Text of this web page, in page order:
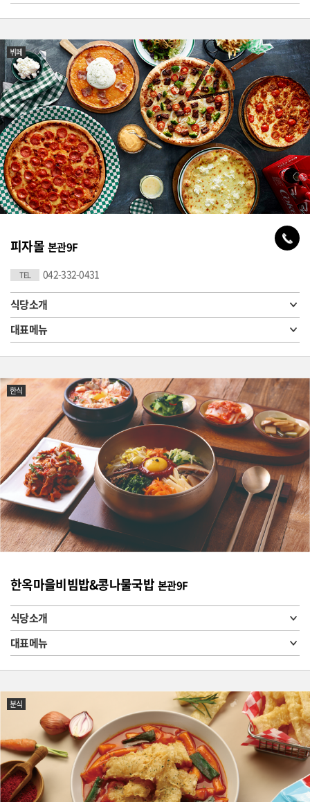
뷔페
피자몰 본관9F
TEL 042-332-0431
식당소개
대표메뉴
한식
한옥마을비빔밥&콩나물국밥 본관9F
식당소개
대표메뉴
분식